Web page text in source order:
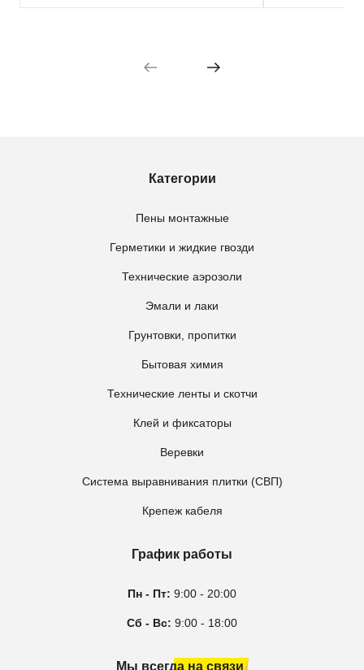
Категории
Пены монтажные
Герметики и жидкие гвозди
Технические аэрозоли
Эмали и лаки
Грунтовки, пропитки
Бытовая химия
Технические ленты и скотчи
Клей и фиксаторы
Веревки
Система выравнивания плитки (СВП)
Крепеж кабеля
График работы
Пн - Пт: 9:00 - 20:00
Сб - Вс: 9:00 - 18:00
Мы всегда на связи